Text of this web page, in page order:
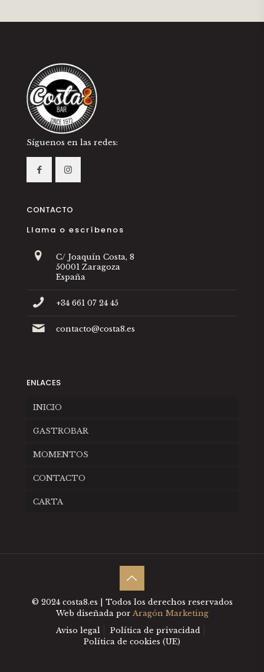
Síguenos en las redes:
CONTACTO
Llama o escríbenos
C/ Joaquín Costa, 8
50001 Zaragoza
España
+34 661 07 24 45
contacto@costa8.es
ENLACES
INICIO
GASTROBAR
MOMENTOS
CONTACTO
CARTA
© 2024 costa8.es | Todos los derechos reservados
Web diseñada por Aragón Marketing
Aviso legal
Política de privacidad
Política de cookies (UE)